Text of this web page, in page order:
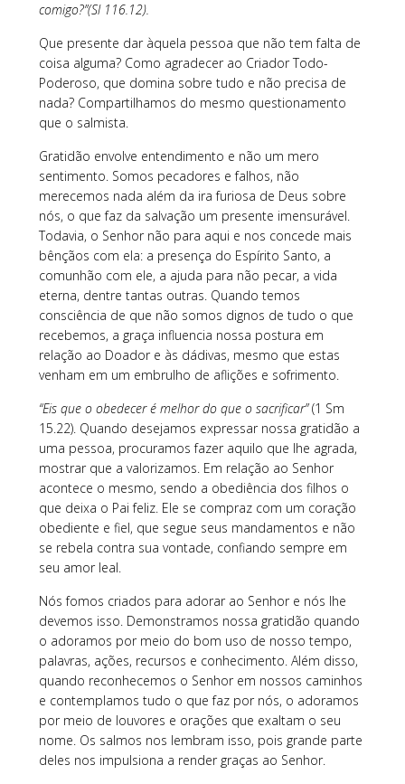
comigo?”(Sl 116.12).
Que presente dar àquela pessoa que não tem falta de
coisa alguma? Como agradecer ao Criador Todo-
Poderoso, que domina sobre tudo e não precisa de
nada? Compartilhamos do mesmo questionamento
que o salmista.
Gratidão envolve entendimento e não um mero
sentimento. Somos pecadores e falhos, não
merecemos nada além da ira furiosa de Deus sobre
nós, o que faz da salvação um presente imensurável.
Todavia, o Senhor não para aqui e nos concede mais
bênçãos com ela: a presença do Espírito Santo, a
comunhão com ele, a ajuda para não pecar, a vida
eterna, dentre tantas outras. Quando temos
consciência de que não somos dignos de tudo o que
recebemos, a graça influencia nossa postura em
relação ao Doador e às dádivas, mesmo que estas
venham em um embrulho de aflições e sofrimento.
“Eis que o obedecer é melhor do que o sacrificar”(1 Sm
15.22). Quando desejamos expressar nossa gratidão a
uma pessoa, procuramos fazer aquilo que lhe agrada,
mostrar que a valorizamos. Em relação ao Senhor
acontece o mesmo, sendo a obediência dos filhos o
que deixa o Pai feliz. Ele se compraz com um coração
obediente e fiel, que segue seus mandamentos e não
se rebela contra sua vontade, confiando sempre em
seu amor leal.
Nós fomos criados para adorar ao Senhor e nós lhe
devemos isso. Demonstramos nossa gratidão quando
o adoramos por meio do bom uso de nosso tempo,
palavras, ações, recursos e conhecimento. Além disso,
quando reconhecemos o Senhor em nossos caminhos
e contemplamos tudo o que faz por nós, o adoramos
por meio de louvores e orações que exaltam o seu
nome. Os salmos nos lembram isso, pois grande parte
deles nos impulsiona a render graças ao Senhor.